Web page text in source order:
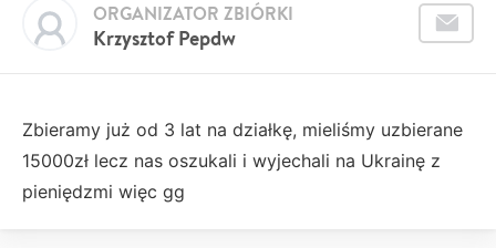
Krzysztof Pepdw
ORGANIZATOR ZBIÓRKI
Zbieramy już od 3 lat na działkę, mieliśmy uzbierane
15000zł lecz nas oszukali i wyjechali na Ukrainę z
pieniędzmi więc gg